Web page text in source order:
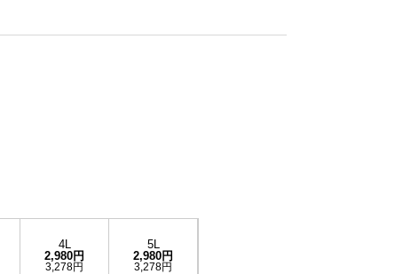
4L
2,980円
3,278円
5L
2,980円
3,278円